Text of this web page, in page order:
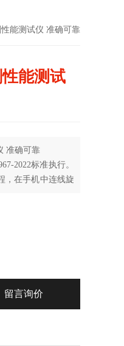
能测试仪 准确可靠
能测试
准确可靠
2022标准执行。
，在手机中连线旋
留言询价